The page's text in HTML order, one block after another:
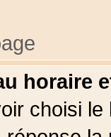
horaire
choisi